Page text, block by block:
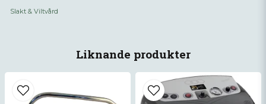
Liknande produkter
email
Mejladress
Slakt & Viltvård